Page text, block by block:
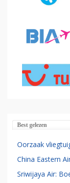
Best gelezen
Oorzaak
China Eastern
Sriwijaya Air: